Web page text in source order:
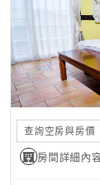
Line
客
服
紅
利
查
查詢空房與房價
房間詳細內